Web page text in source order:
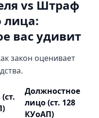
vs Штраф
лица:
вас удивит
закон оценивает
Должностное
лицо (ст. 128
КУоАП)